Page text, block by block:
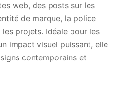
web, des posts sur les
de marque, la police
projets. Idéale pour les
impact visuel puissant, elle
contemporains et